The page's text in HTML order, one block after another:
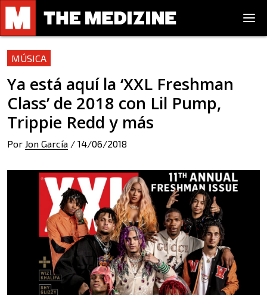
MÚSICA
Ya está aquí la ‘XXL Freshman
Class’ de 2018 con Lil Pump,
Trippie Redd y más
Por Jon García / 14/06/2018